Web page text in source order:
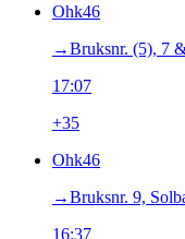
Ohk46
→‎Bruksnr. (5), 7
17:07
+35
Ohk46
→‎Bruksnr. 9,
16:37